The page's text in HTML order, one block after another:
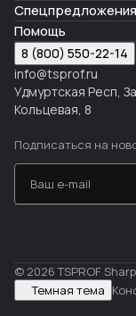
Помощь
8 (800) 550-22-14
info@tsprof.ru
Удмуртская Респ,
Кольцевая, 8
Подписаться на
© 2026 TSPROF
Темная тема